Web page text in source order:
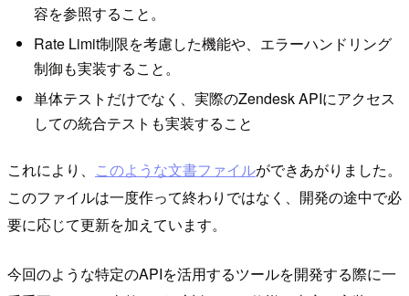
容を参照すること。
Rate Limit制限を考慮した機能や、エラーハンドリング
制御も実装すること。
単体テストだけでなく、実際のZendesk APIにアクセス
しての統合テストも実装すること
これにより、 このような文書ファイルができあがりました。
このファイルは一度作って終わりではなく、開発の途中で必
要に応じて更新を加えています。
今回のような特定のAPIを活用するツールを開発する際に一